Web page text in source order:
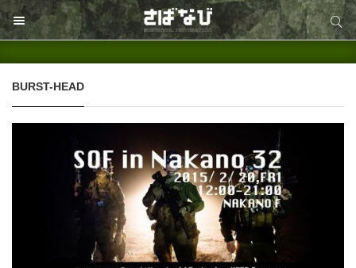
サイト内検索
BURST-HEAD
サイト内検索